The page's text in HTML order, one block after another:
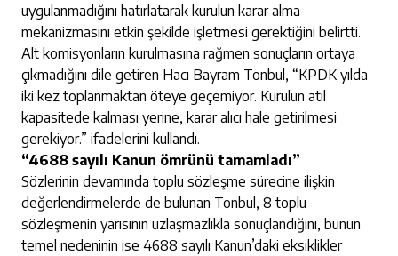
uygulanmadığını hatırlatarak kurulun karar alma
mekanizmasını etkin şekilde işletmesi gerektiğini belirtti.
Alt komisyonların kurulmasına rağmen sonuçların ortaya
çıkmadığını dile getiren Hacı Bayram Tonbul, “KPDK yılda
iki kez toplanmaktan öteye geçemiyor. Kurulun atıl
kapasitede kalması yerine, karar alıcı hale getirilmesi
gerekiyor.” ifadelerini kullandı.
“4688 sayılı Kanun ömrünü tamamladı”
Sözlerinin devamında toplu sözleşme sürecine ilişkin
değerlendirmelerde de bulunan Tonbul, 8 toplu
sözleşmenin yarısının uzlaşmazlıkla sonuçlandığını, bunun
temel nedeninin ise 4688 sayılı Kanun’daki eksiklikler